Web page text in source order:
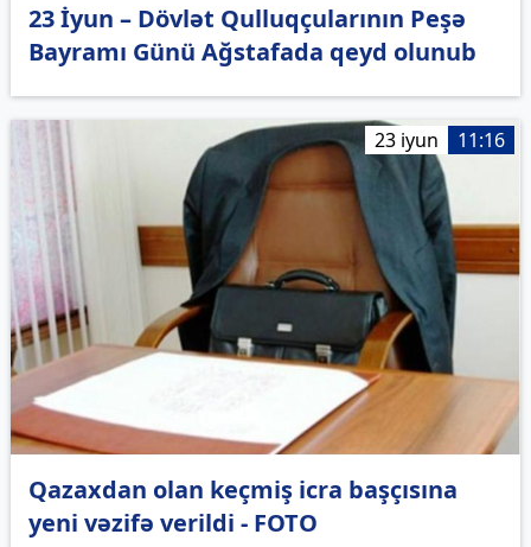
23 İyun – Dövlət Qulluqçularının Peşə
Bayramı Günü Ağstafada qeyd olunub
23 iyun 11:16
Qazaxdan olan keçmiş icra başçısına
yeni vəzifə verildi - FOTO